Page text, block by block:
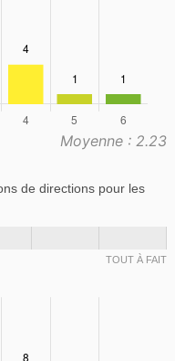
Moyenne : 2.23
de directions pour les
TOUT À FAIT